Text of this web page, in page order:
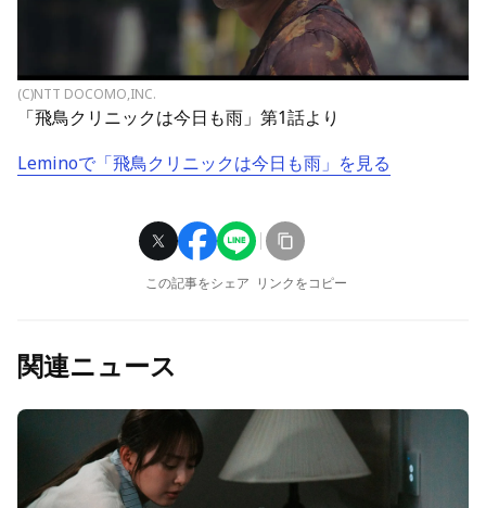
(C)NTT DOCOMO,INC.
「飛鳥クリニックは今日も雨」第1話より
Leminoで「飛鳥クリニックは今日も雨」を見る
この記事をシェア リンクをコピー
関連ニュース